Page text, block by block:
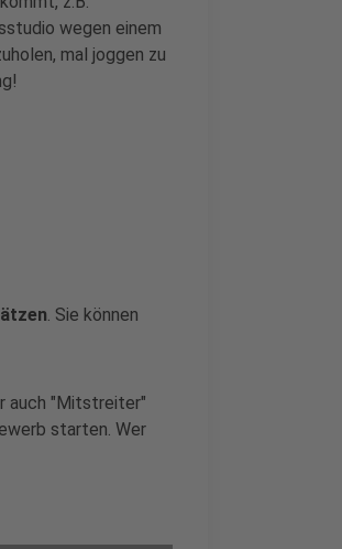
wegen einem
mal joggen zu
. Sie können
auch "Mitstreiter"
starten. Wer